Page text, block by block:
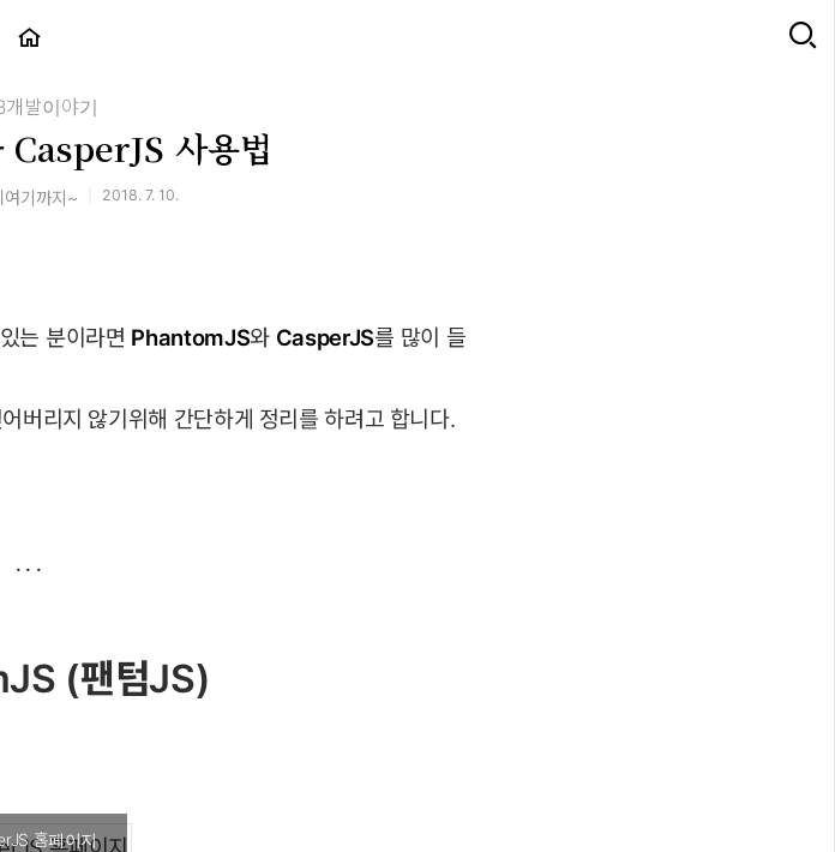
개발이야기
사용법
여기까지~ 2018. 7. 10.
는 분이라면 PhantomJS와 CasperJS를 많이 들
버리지 않기위해 간단하게 정리를 하려고 합니다.
(팬텀JS)
홈페이지